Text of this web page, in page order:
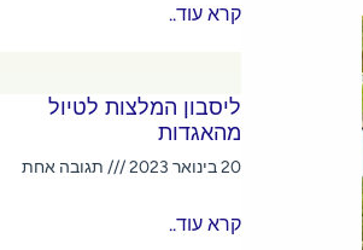
קרא עוד..
ליסבון המלצות לטיול
מהאגדות
20 בינואר 2023 תגובה אחת
קרא עוד..